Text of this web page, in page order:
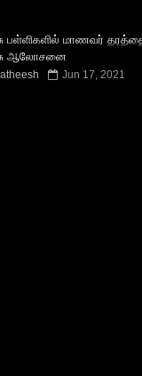
பள்ளிகளில் மாணவர் தரத்தை
ஆலோசனை
Jun 17, 2021